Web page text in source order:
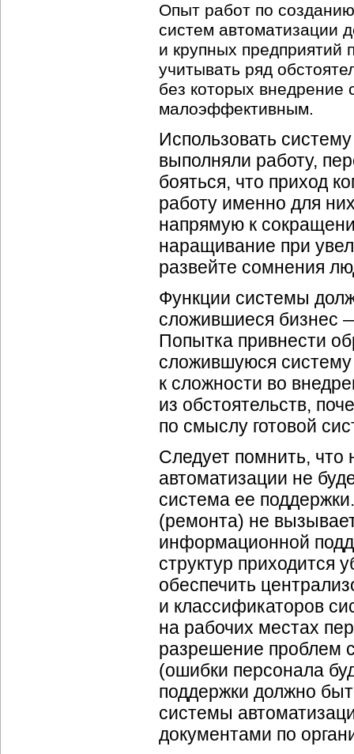
Опыт работ по
систем автоматизации
и крупных предприятий
учитывать ряд
без которых внедрение
малоэффективным.
Использовать
выполняли работу,
бояться, что приход
работу именно для
напрямую к
наращивание при
развейте сомнения
Функции системы
сложившиеся бизнес
Попытка привнести
сложившуюся систему
к сложности во
из обстоятельств,
по смыслу готовой
Следует помнить, что
автоматизации не
система ее
(ремонта) не
информационной
структур
обеспечить
и классификаторов
на рабочих местах
разрешение проблем
(ошибки персонала
поддержки должно
системы
документами по